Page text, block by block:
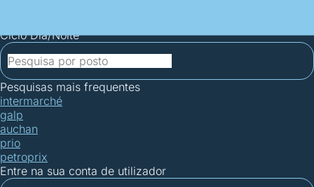
Ciclo Dia/Noite
Pesquisas mais frequentes
intermarché
galp
auchan
prio
petroprix
Entre na sua conta de utilizador